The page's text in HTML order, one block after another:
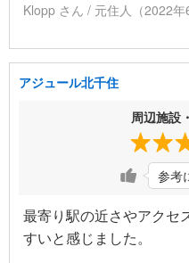
Klopp さん / 元住人（2022年
アジュール北千住
周辺施設
参考
最寄り駅の近さやアクセ
すいと感じました。